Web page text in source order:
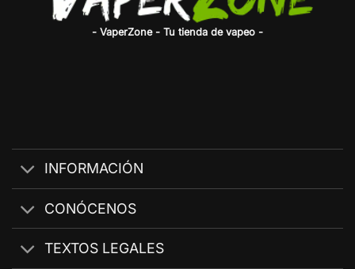
- VaperZone - Tu tienda de vapeo -
INFORMACIÓN
CONÓCENOS
TEXTOS LEGALES